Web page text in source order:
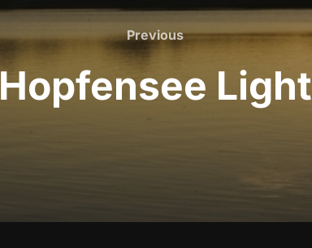
Previous
Previous
Hopfensee Light